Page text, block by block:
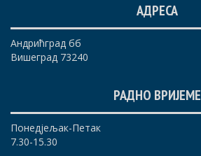
АДРЕСА
Андрићград бб
Вишеград 73240
РАДНО ВРИЈЕМЕ
Понедјељак-Петак
7.30-15.30